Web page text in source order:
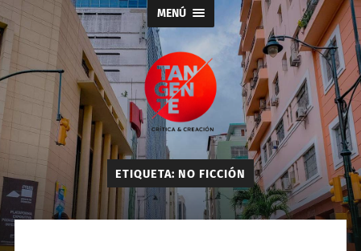
MENÚ
Tangente
ETIQUETA: NO FICCIÓN